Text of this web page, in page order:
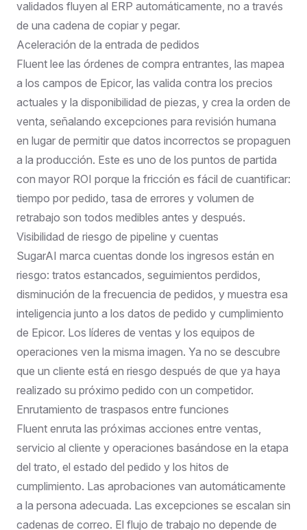
validados fluyen al ERP automáticamente, no a través
de una cadena de copiar y pegar.
Aceleración de la entrada de pedidos
Fluent lee las órdenes de compra entrantes, las mapea
a los campos de Epicor, las valida contra los precios
actuales y la disponibilidad de piezas, y crea la orden de
venta, señalando excepciones para revisión humana
en lugar de permitir que datos incorrectos se propaguen
a la producción. Este es uno de los puntos de partida
con mayor ROI porque la fricción es fácil de cuantificar:
tiempo por pedido, tasa de errores y volumen de
retrabajo son todos medibles antes y después.
Visibilidad de riesgo de pipeline y cuentas
SugarAI marca cuentas donde los ingresos están en
riesgo: tratos estancados, seguimientos perdidos,
disminución de la frecuencia de pedidos, y muestra esa
inteligencia junto a los datos de pedido y cumplimiento
de Epicor. Los líderes de ventas y los equipos de
operaciones ven la misma imagen. Ya no se descubre
que un cliente está en riesgo después de que ya haya
realizado su próximo pedido con un competidor.
Enrutamiento de traspasos entre funciones
Fluent enruta las próximas acciones entre ventas,
servicio al cliente y operaciones basándose en la etapa
del trato, el estado del pedido y los hitos de
cumplimiento. Las aprobaciones van automáticamente
a la persona adecuada. Las excepciones se escalan sin
cadenas de correo. El flujo de trabajo no depende de